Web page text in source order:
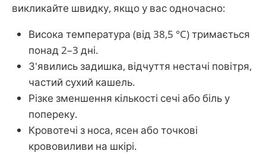
викликайте швидку, якщо у вас одночасно:
Висока температура (від 38,5 °C) тримається
понад 2–3 дні.
З'явились задишка, відчуття нестачі повітря,
частий сухий кашель.
Різке зменшення кількості сечі або біль у
попереку.
Кровотечі з носа, ясен або точкові
крововиливи на шкірі.